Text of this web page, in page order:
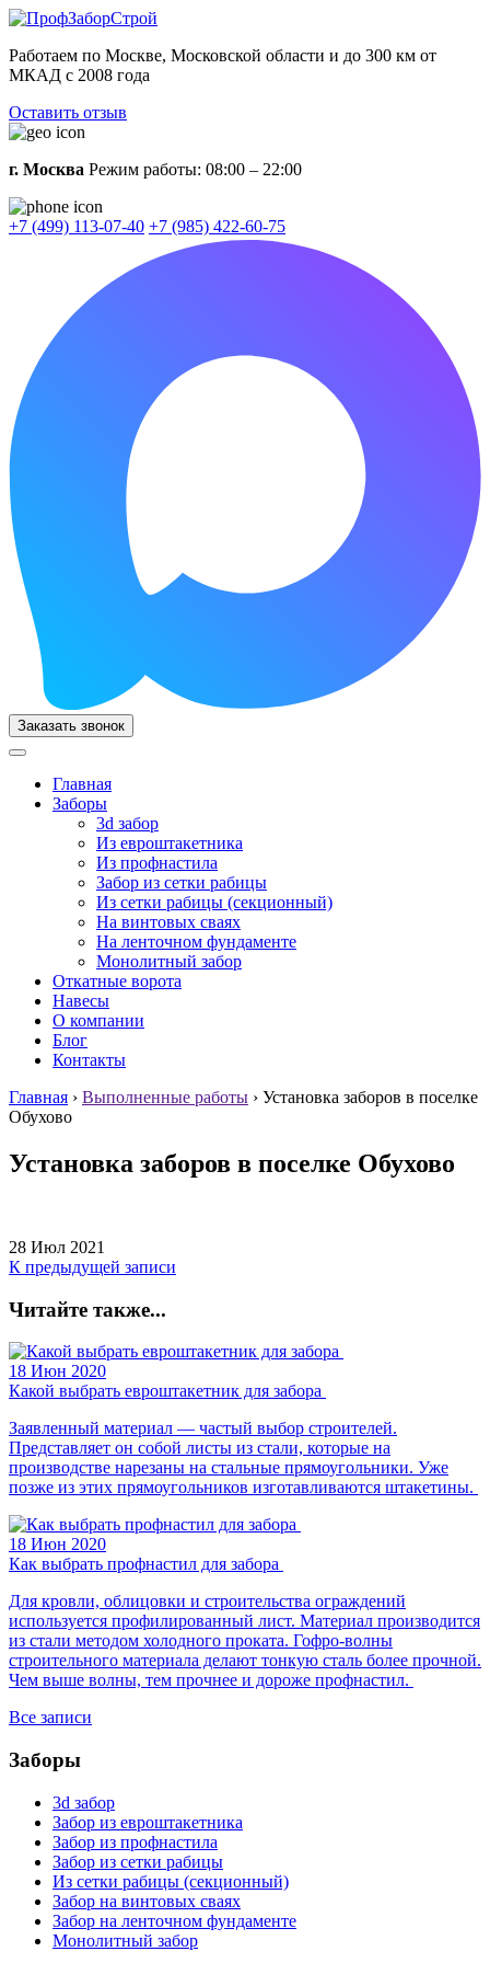
Работаем по Москве, Московской области и до 300 км от
МКАД с 2008 года
Оставить отзыв
г. Москва Режим работы: 08:00 – 22:00
+7 (499) 113-07-40 +7 (985) 422-60-75
Заказать звонок
Главная
Заборы
3d забор
Из евроштакетника
Из профнастила
Забор из сетки рабицы
Из сетки рабицы (секционный)
На винтовых сваях
На ленточном фундаменте
Монолитный забор
Откатные ворота
Навесы
О компании
Блог
Контакты
Главная › Выполненные работы › Установка заборов в поселке
Обухово
Установка заборов в поселке Обухово
28 Июл 2021
К предыдущей записи
Читайте также...
18 Июн 2020
Какой выбрать евроштакетник для забора
Заявленный материал — частый выбор строителей.
Представляет он собой листы из стали, которые на
производстве нарезаны на стальные прямоугольники. Уже
позже из этих прямоугольников изготавливаются штакетины.
18 Июн 2020
Как выбрать профнастил для забора
Для кровли, облицовки и строительства ограждений
используется профилированный лист. Материал производится
из стали методом холодного проката. Гофро-волны
строительного материала делают тонкую сталь более прочной.
Чем выше волны, тем прочнее и дороже профнастил.
Все записи
Заборы
3d забор
Забор из евроштакетника
Забор из профнастила
Забор из сетки рабицы
Из сетки рабицы (секционный)
Забор на винтовых сваях
Забор на ленточном фундаменте
Монолитный забор